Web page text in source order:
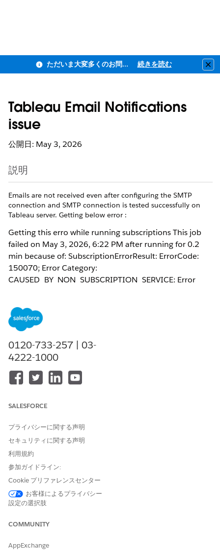
ただいま大変多くのお問い合わせをいただいており、ご連絡までにお時間を頂戴しております 続きを読む
Tableau Email Notifications
issue
公開日: May 3, 2026
説明
Emails are not received even after configuring the SMTP
connection and SMTP connection is tested successfully on
Tableau server. Getting below error :
Getting this erro while running subscriptions This job
failed on May 3, 2026, 6:22 PM after running for 0.2
min because of: SubscriptionErrorResult: ErrorCode:
150070; Error Category:
CAUSED_BY_NON_SUBSCRIPTION_SERVICE; Error
(errorCode=150070);Unable to reach SMTP host.
Check if SMTP has been configured.; Original exception:
Email failed to send. (Attachment sizes:
[image/png:130037,]). (errorCode=150070);
Email failed to send. (Attachment sizes:
[image/png:130037,]). (errorCode=150070)
解決策
This error often occurs if the mail server rejects the email
because the "Send emails from" address configured in
Tableau Server differs from the username used to
authenticate with the SMTP server. For example, if you
authenticate as
admin@domain.com
the connection. Try changing the "Send emails from" address
to exactly match the authenticated account.
0120-733-257 | 03-
4222-1000
SALESFORCE
プライバシーに関する声明
セキュリティに関する声明
利用規約
参加ガイドライン:
Cookie プリファレンスセンター
お客様によるプライバシー
設定の選択肢
COMMUNITY
AppExchange